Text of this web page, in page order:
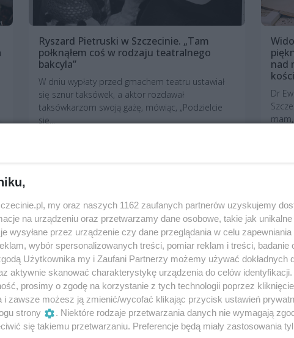
Ryszard Pietruski w Szczecinie. „Tam
połknąłem coś w rodzaju teatralnego
bakcyla”
W dniu wypłaty przed gmachem teatru ustawiał
się sznur taksówek, a aktor rozdawał
taksówkarzom swoją gażę, mówiąc, „Podzielcie
się...
nad
Dr
Codziennie do urny „sfruwa” jeden motyl.
To reakcja na wojnę
my oraz naszych 1162 zaufanych partnerów uzyskujemy
na urządzeniu oraz przetwarzamy dane osobowe, takie jak
wysyłane przez urządzenie czy dane przeglądania w celu zapewniania
wybór spersonalizowanych treści, pomiar reklam i treści, badanie
Użytkownika my i Zaufani Partnerzy możemy używać dokładnych
aktywnie skanować charakterystykę urządzenia do celów identyfikacji.
prosimy o zgodę na korzystanie z tych technologii poprzez kliknięcie
i zawsze możesz ją zmienić/wycofać klikając przycisk ustawień
strony
. Niektóre rodzaje przetwarzania danych nie wymagają
się takiemu przetwarzaniu. Preferencje będą miały zastosowania